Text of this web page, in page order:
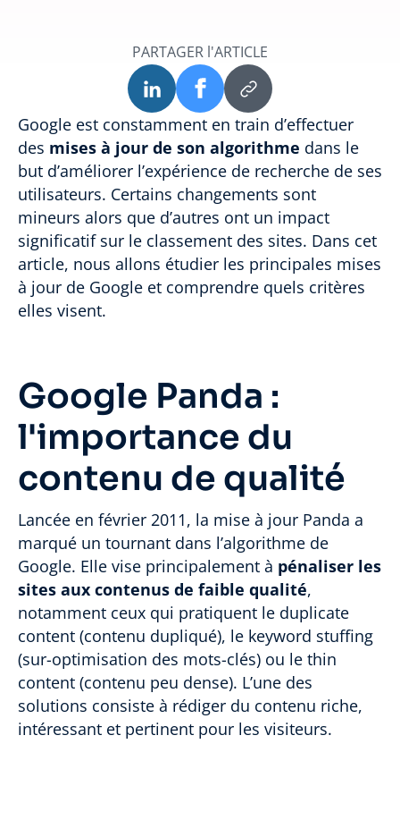
PARTAGER l'ARTICLE
Google est constamment en train d’effectuer
des mises à jour de son algorithme dans le
but d’améliorer l’expérience de recherche de ses
utilisateurs. Certains changements sont
mineurs alors que d’autres ont un impact
significatif sur le classement des sites. Dans cet
article, nous allons étudier les principales mises
à jour de Google et comprendre quels critères
elles visent.
Google Panda :
l'importance du
contenu de qualité
Lancée en février 2011, la mise à jour Panda a
marqué un tournant dans l’algorithme de
Google. Elle vise principalement à pénaliser les
sites aux contenus de faible qualité,
notamment ceux qui pratiquent le duplicate
content (contenu dupliqué), le keyword stuffing
(sur-optimisation des mots-clés) ou le thin
content (contenu peu dense). L’une des
solutions consiste à rédiger du contenu riche,
intéressant et pertinent pour les visiteurs.